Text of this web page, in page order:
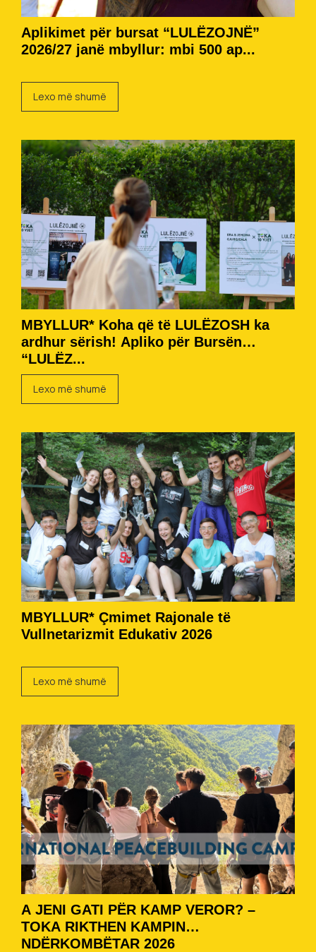
Aplikimet për bursat “LULËZOJNË”
2026/27 janë mbyllur: mbi 500 ap...
Lexo më shumë
MBYLLUR* Koha që të LULËZOSH ka
ardhur sërish! Apliko për Bursën
“LULËZ...
Lexo më shumë
MBYLLUR* Çmimet Rajonale të
Vullnetarizmit Edukativ 2026
Lexo më shumë
A JENI GATI PËR KAMP VEROR? –
TOKA RIKTHEN KAMPIN
NDËRKOMBËTAR 2026